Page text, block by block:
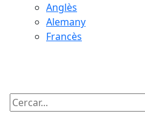
Anglès
Alemany
Francès
Cercar: